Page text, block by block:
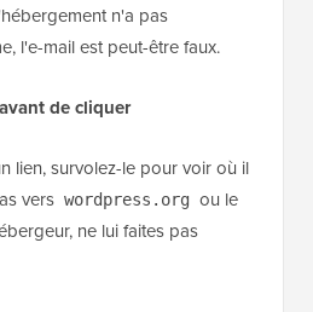
n'a pas
l'e-mail est peut-être faux.
de cliquer
lien, survolez-le pour voir où il
vers wordpress.org ou le
ne lui faites pas